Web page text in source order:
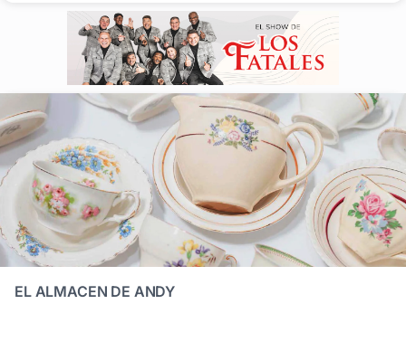
EL ALMACEN DE ANDY